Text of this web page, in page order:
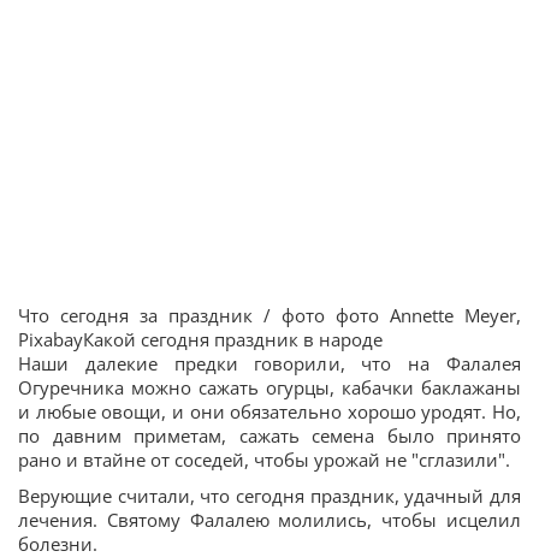
Что сегодня за праздник / фото фото Annette Meyer,
PixabayКакой сегодня праздник в народе
Наши далекие предки говорили, что на Фалалея
Огуречника можно сажать огурцы, кабачки баклажаны
и любые овощи, и они обязательно хорошо уродят. Но,
по давним приметам, сажать семена было принято
рано и втайне от соседей, чтобы урожай не "сглазили".
Верующие считали, что сегодня праздник, удачный для
лечения. Святому Фалалею молились, чтобы исцелил
болезни.